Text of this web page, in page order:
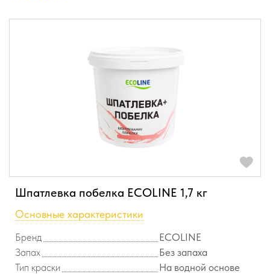
Шпатлевка побелка ECOLINE 1,7 кг
Основные характеристики
Бренд
ECOLINE
Запах
Без запаха
Тип краски
На водной основе